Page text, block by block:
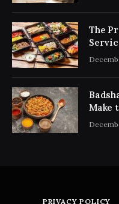
The
Make
PRIVACY POLICY